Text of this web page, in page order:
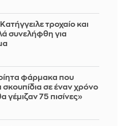
τροχαίο και
συνελήφθη για
φάρμακα που
σκουπίδια σε έναν χρόνο
γέμιζαν 75 πισίνες»